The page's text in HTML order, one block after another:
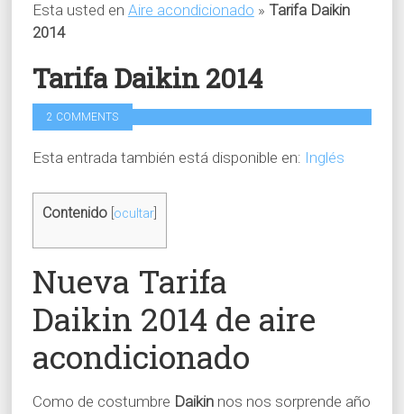
Esta usted en Aire acondicionado » Tarifa Daikin
2014
Tarifa Daikin 2014
2 COMMENTS
Esta entrada también está disponible en: Inglés
Contenido ocultar]
Nueva Tarifa
Daikin 2014 de aire
acondicionado
Como de costumbre Daikinnos nos sorprende año